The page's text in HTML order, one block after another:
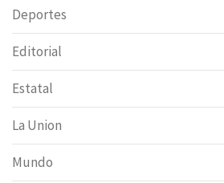
Deportes
Editorial
Estatal
La Union
Mundo